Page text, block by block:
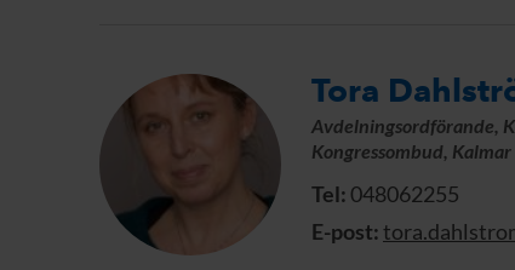
Tora
Avdelningsordförande,
Kongressombud, Kalmar
Tel: 048062255
E-post: